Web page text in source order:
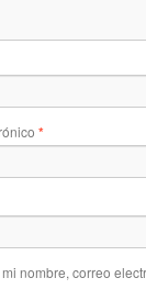
*
nombre, correo